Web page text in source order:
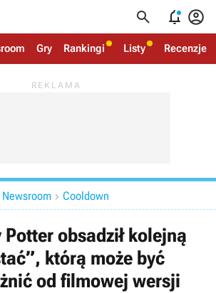
  
Gry Rankingi Listy Recenzje
Newsroom  Cooldown
obsadził kolejną
którą może być
od filmowej wersji